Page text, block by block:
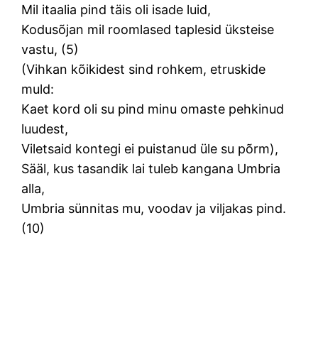
Mil itaalia pind täis oli isade luid,
Kodusõjan mil roomlased taplesid üksteise
vastu, (5)
(Vihkan kõikidest sind rohkem, etruskide
muld:
Kaet kord oli su pind minu omaste pehkinud
luudest,
Viletsaid kontegi ei puistanud üle su põrm),
Sääl, kus tasandik lai tuleb kangana Umbria
alla,
Umbria sünnitas mu, voodav ja viljakas pind.
(10)